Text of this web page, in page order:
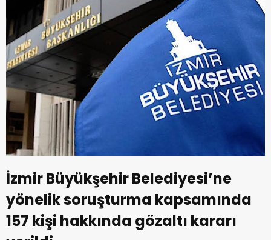
İzmir Büyükşehir Belediyesi’ne
yönelik soruşturma kapsamında
157 kişi hakkında gözaltı kararı